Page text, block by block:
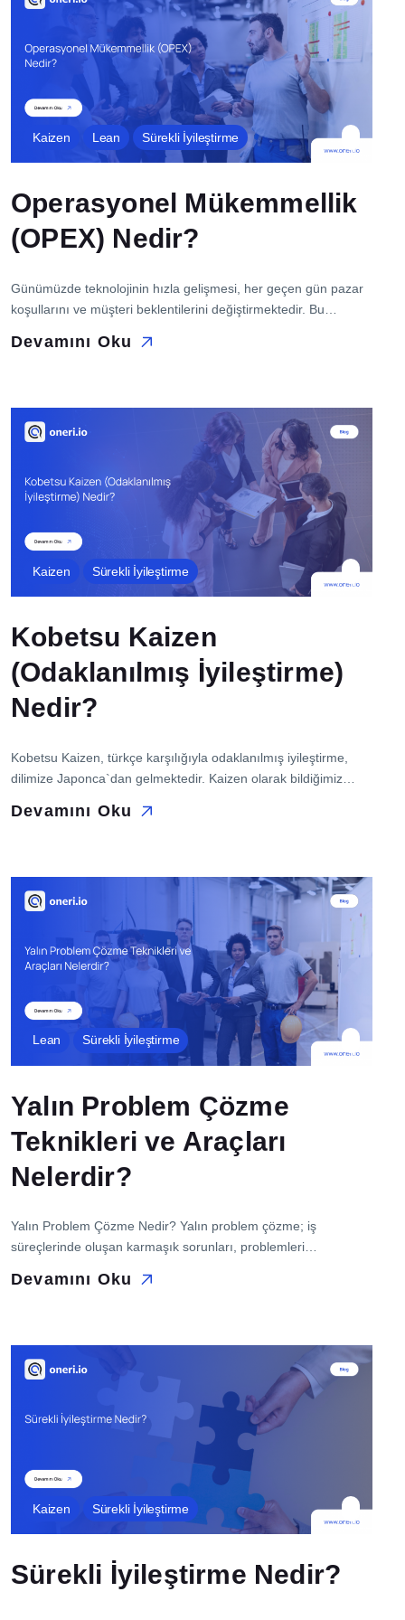
İletişim
Kaizen Lean Sürekli İyileştirme
Operasyonel Mükemmellik
(OPEX) Nedir?
Günümüzde teknolojinin hızla gelişmesi, her geçen gün pazar
koşullarını ve müşteri beklentilerini değiştirmektedir. Bu
gelmektedir. Operasyonel mükemmellik (OPEX), iş dünyasında
iyileştirmeye yönelik yol haritası oluşturmasına yardımcı olur.
Blog yazımızda operasyonel mükemmelliğin tanımını, ilkelerini
Devamını Oku
Kaizen Sürekli İyileştirme
Kobetsu Kaizen
(Odaklanılmış İyileştirme)
Nedir?
Kobetsu Kaizen, türkçe karşılığıyla odaklanılmış iyileştirme,
dilimize Japonca`dan gelmektedir. Kaizen olarak bildiğimiz
bir iş istasyonunda orda bulunan ekibin sadece o alana
iyileştirme, iyileştirme yapılacak alanda, bölümde, iş
istasyonunda o konuya en hakim olan küçük […]
Devamını Oku
Lean Sürekli İyileştirme
Yalın Problem Çözme
Teknikleri ve Araçları
Nelerdir?
Yalın Problem Çözme Nedir? Yalın problem çözme; iş
süreçlerinde oluşan karmaşık sorunları, problemleri
verimli bir şekilde çözmeyi hedefler. Buradaki temel amaç ,
problem çözme, problemi parçalara ayırarak analiz etmeyi,
gereksiz detaylardan kaçınmayı, veri toplama ve analiz […]
Devamını Oku
Kaizen Sürekli İyileştirme
Sürekli İyileştirme Nedir?